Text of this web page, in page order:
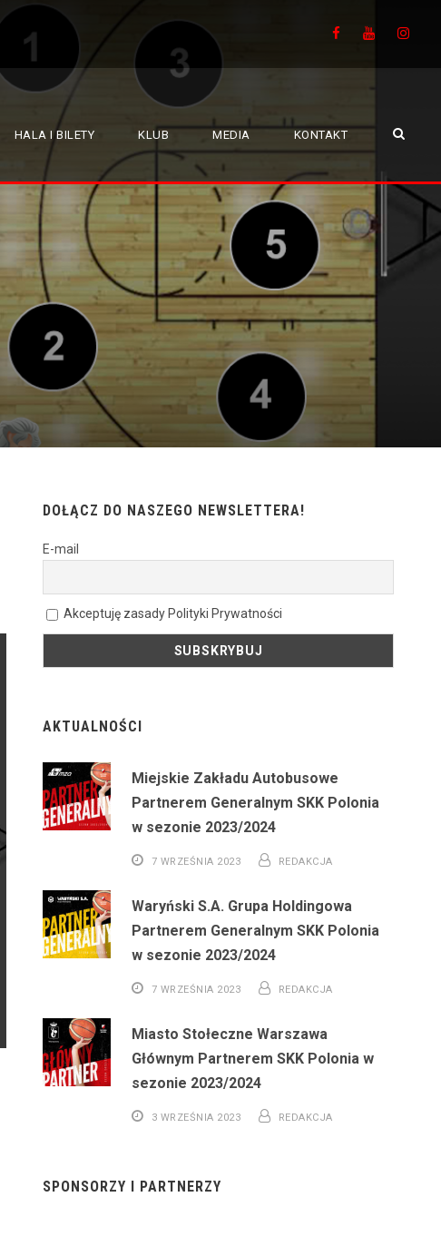
HALA I BILETY KLUB MEDIA KONTAKT
DOŁĄCZ DO NASZEGO NEWSLETTERA!
E-mail
Akceptuję zasady Polityki Prywatności
AKTUALNOŚCI
Miejskie Zakładu Autobusowe
Partnerem Generalnym SKK Polonia
w sezonie 2023/2024
7 WRZEŚNIA 2023 REDAKCJA
Waryński S.A. Grupa Holdingowa
Partnerem Generalnym SKK Polonia
w sezonie 2023/2024
7 WRZEŚNIA 2023 REDAKCJA
Miasto Stołeczne Warszawa
Głównym Partnerem SKK Polonia w
sezonie 2023/2024
3 WRZEŚNIA 2023 REDAKCJA
SPONSORZY I PARTNERZY